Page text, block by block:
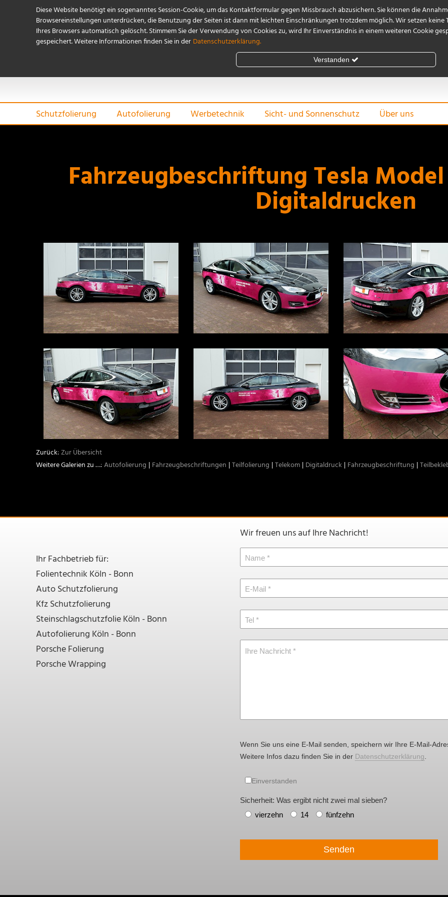
Schutzfolierung Autofolierung Werbetechnik Sicht- und Sonnenschutz Über uns
Fahrzeugbeschriftung Tesla
Digitaldrucken
Zur Übersicht
Autofolierung Fahrzeugbeschriftungen Teilfolierung Telekom Digitaldruck Fahrzeugbeschriftung
Wir freuen uns auf Ihre Nachricht!
Name
E-Mail
Tel
Ihre Nachricht
Wenn Sie uns eine E-Mail senden, speichern wir Ihre E-Mail-
Weitere Infos dazu finden Sie in der Datenschutzerklärung
Einverstanden
Sicherheit: Was ergibt nicht zwei mal sieben?
vierzehn
14 fünfzehn
Senden
Ihr Fachbetrieb für:
Folientechnik Köln - Bonn
Auto Schutzfolierung
Kfz Schutzfolierung
Steinschlagschutzfolie Köln - Bonn
Autofolierung Köln - Bonn
Porsche Folierung
Porsche Wrapping
Diese Website benötigt ein sogenanntes Session-Cookie, um das Kontaktformular gegen Missbrauch abzusichern. Sie können die
Browsereinstellungen unterdrücken, die Benutzung der Seiten ist dann mit leichten Einschränkungen trotzdem möglich. Wir setzen keine
Ihres Browsers automatisch gelöscht. Stimmem Sie der Verwendung von Cookies zu, wird Ihr Einverständnis in einem weiteren Cookie
gespeichert. Weitere Informationen finden Sie in der Datenschutzerklärung.
Verstanden